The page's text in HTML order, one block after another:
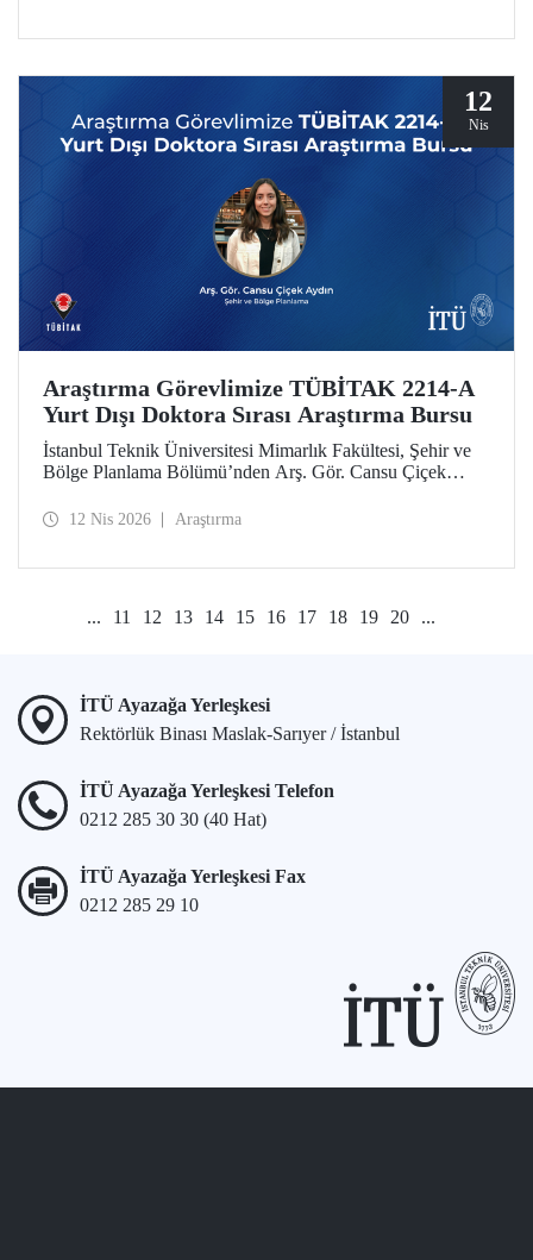
dünyanın en etkili dergileri arasında yer alan Science
12
Nis
Araştırma Görevlimize TÜBİTAK 2214-A
Yurt Dışı Doktora Sırası Araştırma Bursu
İstanbul Teknik Üniversitesi Mimarlık Fakültesi, Şehir ve
Bölge Planlama Bölümü’nden Arş. Gör. Cansu Çiçek
Araştırma Bursu kapsamında desteklenmeye hak kazandı.
12 Nis 2026 Araştırma
... 11 12 13 14 15 16 17 18 19 20 ...
İTÜ Ayazağa Yerleşkesi
Rektörlük Binası Maslak-Sarıyer / İstanbul
İTÜ Ayazağa Yerleşkesi Telefon
0212 285 30 30 (40 Hat)
İTÜ Ayazağa Yerleşkesi Fax
0212 285 29 10